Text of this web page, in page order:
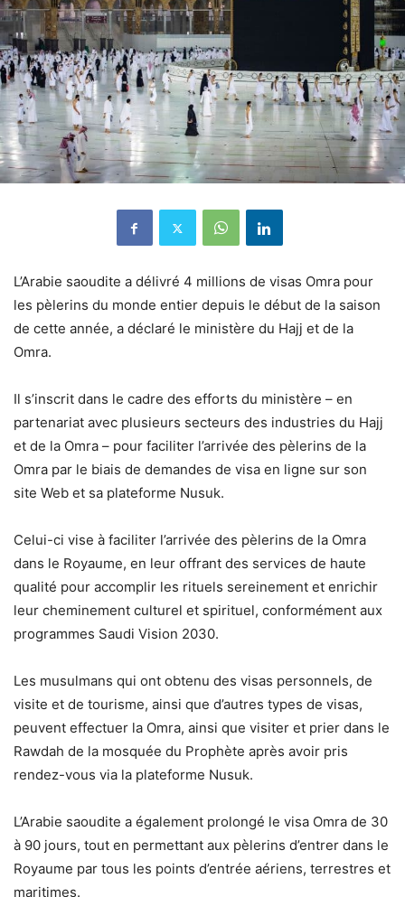
L’Arabie saoudite a délivré 4 millions de visas Omra pour
les pèlerins du monde entier depuis le début de la saison
de cette année, a déclaré le ministère du Hajj et de la
Omra.
Il s’inscrit dans le cadre des efforts du ministère – en
partenariat avec plusieurs secteurs des industries du Hajj
et de la Omra – pour faciliter l’arrivée des pèlerins de la
Omra par le biais de demandes de visa en ligne sur son
site Web et sa plateforme Nusuk.
Celui-ci vise à faciliter l’arrivée des pèlerins de la Omra
dans le Royaume, en leur offrant des services de haute
qualité pour accomplir les rituels sereinement et enrichir
leur cheminement culturel et spirituel, conformément aux
programmes Saudi Vision 2030.
Les musulmans qui ont obtenu des visas personnels, de
visite et de tourisme, ainsi que d’autres types de visas,
peuvent effectuer la Omra, ainsi que visiter et prier dans le
Rawdah de la mosquée du Prophète après avoir pris
rendez-vous via la plateforme Nusuk.
L’Arabie saoudite a également prolongé le visa Omra de 30
à 90 jours, tout en permettant aux pèlerins d’entrer dans le
Royaume par tous les points d’entrée aériens, terrestres et
maritimes.